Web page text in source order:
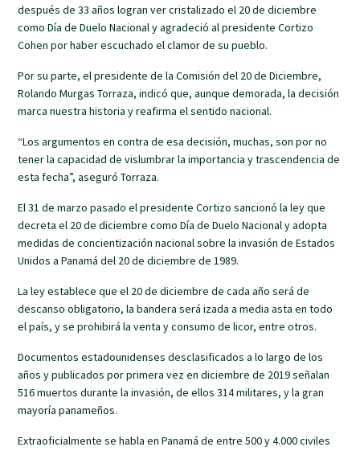
después de 33 años logran ver cristalizado el 20 de diciembre
como Día de Duelo Nacional y agradeció al presidente Cortizo
Cohen por haber escuchado el clamor de su pueblo.
Por su parte, el presidente de la Comisión del 20 de Diciembre,
Rolando Murgas Torraza, indicó que, aunque demorada, la decisión
marca nuestra historia y reafirma el sentido nacional.
“Los argumentos en contra de esa decisión, muchas, son por no
tener la capacidad de vislumbrar la importancia y trascendencia de
esta fecha”, aseguró Torraza.
El 31 de marzo pasado el presidente Cortizo sancionó la ley que
decreta el 20 de diciembre como Día de Duelo Nacional y adopta
medidas de concientización nacional sobre la invasión de Estados
Unidos a Panamá del 20 de diciembre de 1989.
La ley establece que el 20 de diciembre de cada año será de
descanso obligatorio, la bandera será izada a media asta en todo
el país, y se prohibirá la venta y consumo de licor, entre otros.
Documentos estadounidenses desclasificados a lo largo de los
años y publicados por primera vez en diciembre de 2019 señalan
516 muertos durante la invasión, de ellos 314 militares, y la gran
mayoría panameños.
Extraoficialmente se habla en Panamá de entre 500 y 4.000 civiles